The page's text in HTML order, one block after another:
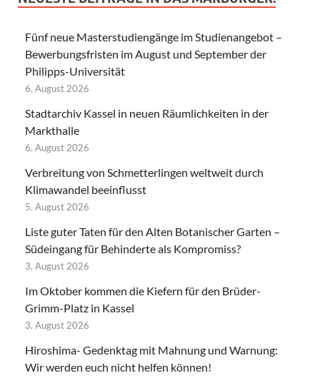
Fünf neue Masterstudiengänge im Studienangebot –
Bewerbungsfristen im August und September der
Philipps-Universität
6. August 2026
Stadtarchiv Kassel in neuen Räumlichkeiten in der
Markthalle
6. August 2026
Verbreitung von Schmetterlingen weltweit durch
Klimawandel beeinflusst
5. August 2026
Liste guter Taten für den Alten Botanischer Garten –
Südeingang für Behinderte als Kompromiss?
3. August 2026
Im Oktober kommen die Kiefern für den Brüder-
Grimm-Platz in Kassel
3. August 2026
Hiroshima- Gedenktag mit Mahnung und Warnung:
Wir werden euch nicht helfen können!